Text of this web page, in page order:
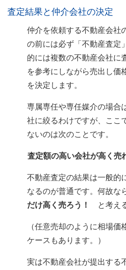
査定結果と仲介会社の決定
仲介を依頼する不動産会社
の前には必ず「不動産査定
的には複数の不動産会社に
を参考にしながら売出し価
を決定します。
専属専任や専任媒介の場合
社に絞るわけですが、ここ
ないのは次のことです。
査定額の高い会社が高く売
不動産査定の結果は一般的
なるのが普通です。何故な
だけ高く売ろう！
と考え
（任意売却のように相場
ケースもあります。）
実は不動産会社が提出する